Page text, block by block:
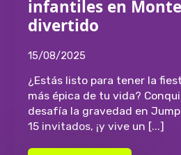
infantiles en
divertido
15/08/2025
¿Estás listo para tener la
más épica de tu vida?
desafía la gravedad en
15 invitados, ¡y vive un [...]